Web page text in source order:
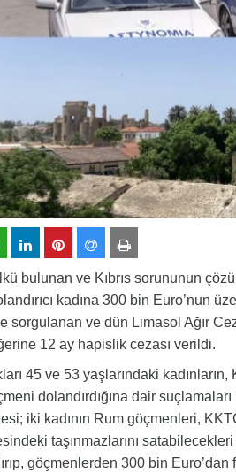
bulunan ve Kıbrıs sorununun
kadına 300 bin Euro’nun
sorgulanan ve dün Limasol Ağır
12 ay hapislik cezası verildi.
45 ve 53 yaşlarındaki kadınların,
dolandırdığına dair
iki kadının Rum göçmenleri,
taşınmazlarını
göçmenlerden 300 bin Euro’dan